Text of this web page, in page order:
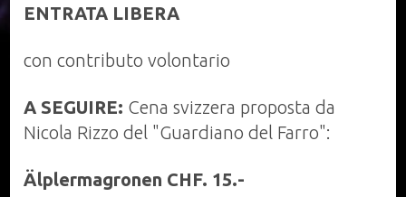
ENTRATA LIBERA
con contributo volontario
A SEGUIRE: Cena svizzera proposta da
Nicola Rizzo del "Guardiano del Farro":
Älplermagronen CHF. 15.-